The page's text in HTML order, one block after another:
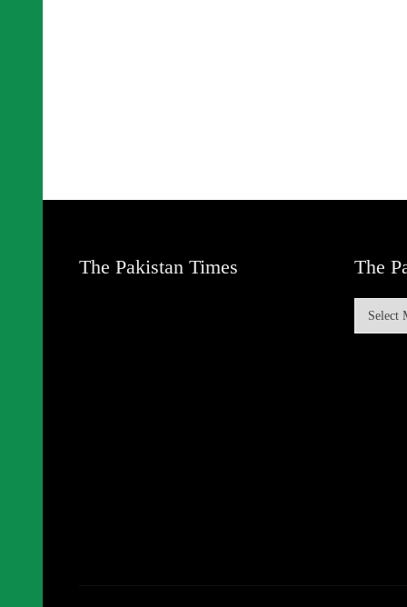
The Pakistan Times The
The
Pakistan